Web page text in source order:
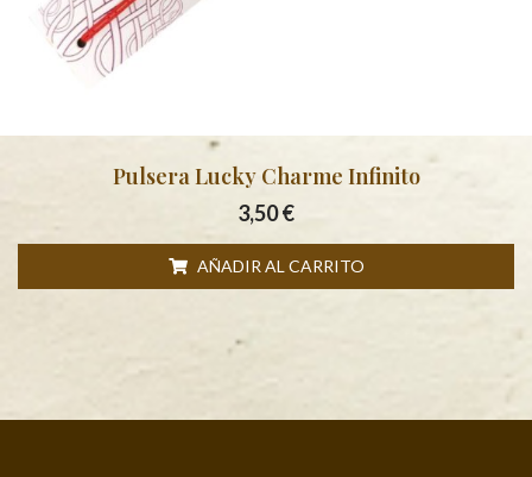
Pulsera Lucky Charme Infinito
3,50€
AÑADIR AL CARRITO